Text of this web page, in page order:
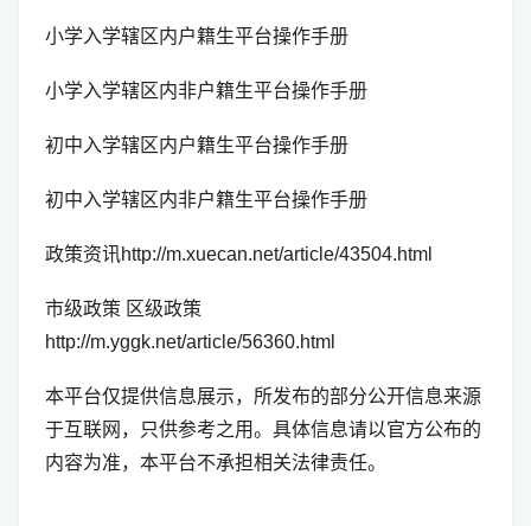
小学入学辖区内户籍生平台操作手册
小学入学辖区内非户籍生平台操作手册
初中入学辖区内户籍生平台操作手册
初中入学辖区内非户籍生平台操作手册
政策资讯http://m.xuecan.net/article/43504.html
市级政策 区级政策
http://m.yggk.net/article/56360.html
本平台仅提供信息展示，所发布的部分公开信息来源
于互联网，只供参考之用。具体信息请以官方公布的
内容为准，本平台不承担相关法律责任。